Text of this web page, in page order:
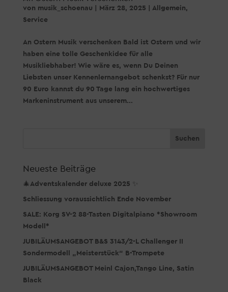
von musik_schoenau März 28, 2025 Allgemein,
Service
An Ostern Musik verschenken Bald ist Ostern und wir
haben eine tolle Geschenkidee für alle
Musikliebhaber! Wie wäre es, wenn Du Deinen
Liebsten unser Kennenlernangebot schenkst? Für nur
90 Euro kannst du 90 Tage lang ein hochwertiges
Markeninstrument aus unserem...
Neueste Beiträge
🎄Adventskalender deluxe 2025 ✨
Schliessung voraussichtlich Ende November
SALE: Korg SV-2 88-Tasten Digitalpiano *Showroom
Modell*
JUBILÄUMSANGEBOT B&S 3143/2-L Challenger II
Sondermodell „Meisterstück“ B-Trompete
JUBILÄUMSANGEBOT Meinl Cajon,Tango Line, Satin
Black